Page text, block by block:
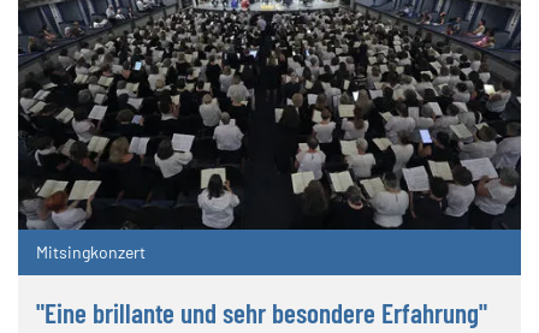
Mitsingkonzert
"Eine brillante und sehr besondere Erfahrung"